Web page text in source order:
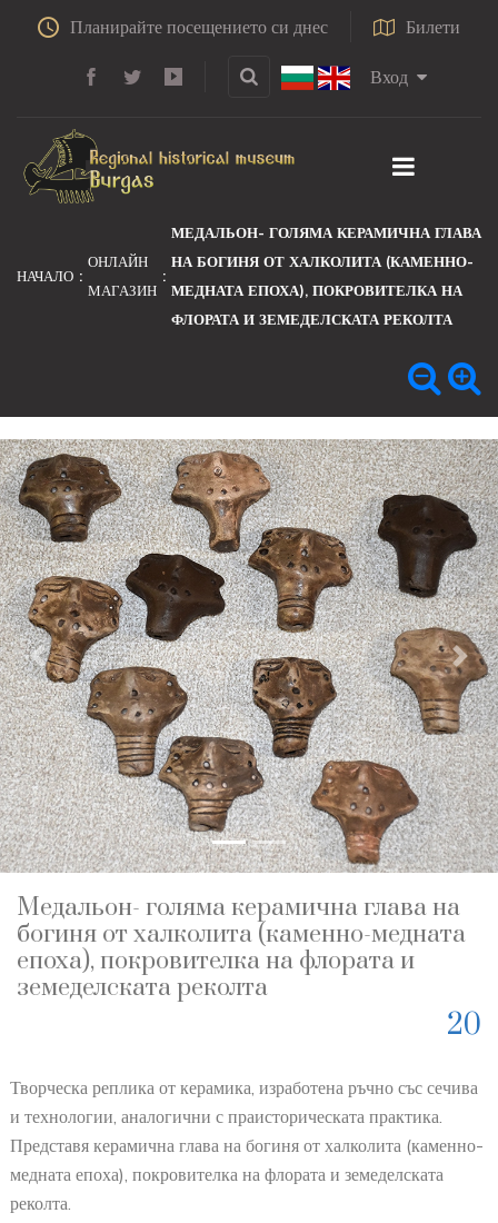
Планирайте посещението си днес Билети
Вход
НАЧАЛО
ОНЛАЙН
МАГАЗИН
МЕДАЛЬОН- ГОЛЯМА КЕРАМИЧНА ГЛАВА
НА БОГИНЯ ОТ ХАЛКОЛИТА (КАМЕННО-
МЕДНАТА ЕПОХА), ПОКРОВИТЕЛКА НА
ФЛОРАТА И ЗЕМЕДЕЛСКАТА РЕКОЛТА
Previous Next
Медальон- голяма керамична глава на
богиня от халколита (каменно-медната
епоха), покровителка на флората и
земеделската реколта
20
Творческа реплика от керамика, изработена ръчно със сечива
и технологии, аналогични с праисторическата практика.
Представя керамична глава на богиня от халколита (каменно-
медната епоха), покровителка на флората и земеделската
реколта.